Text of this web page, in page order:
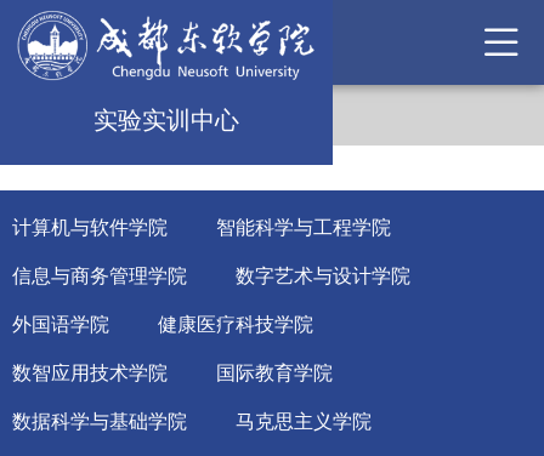
实验实训中心
计算机与软件学院 智能科学与工程学院
信息与商务管理学院 数字艺术与设计学院
外国语学院 健康医疗科技学院
数智应用技术学院 国际教育学院
数据科学与基础学院 马克思主义学院